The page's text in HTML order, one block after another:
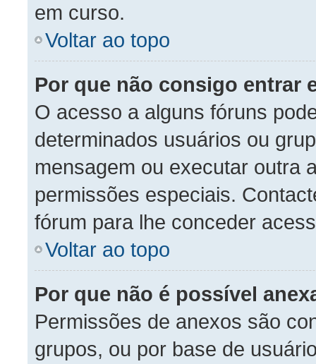
em curso.
Voltar ao topo
Por que não consigo entrar
O acesso a alguns fóruns
determinados usuários ou
mensagem ou executar outra
permissões especiais.
fórum para lhe conceder
Voltar ao topo
Por que não é possível
Permissões de anexos são
grupos, ou por base de